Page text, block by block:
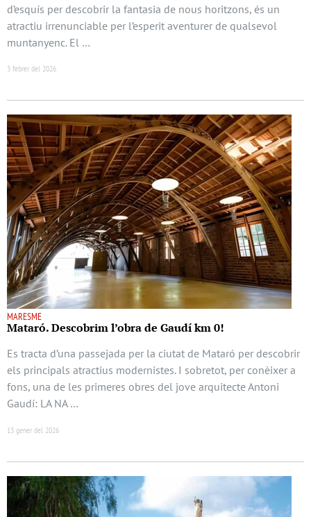
d’esquís per descobrir la fantasia de nous horitzons, és un
atractiu irrenunciable per l’esperit aventurer de qualsevol
muntanyenc. El …
3 febrer del 2026
MARESME
Mataró. Descobrim l’obra de Gaudí km 0!
Es tracta d’una passejada per la ciutat de Mataró per descobrir
els principals atractius modernistes. I sobretot, per conèixer a
fons, una de les primeres obres del jove arquitecte Antoni
Gaudí: LA NA …
13 gener del 2026